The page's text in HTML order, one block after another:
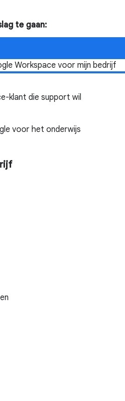
te gaan:
Workspace voor mijn bedrijf
klant die support wil
voor het onderwijs